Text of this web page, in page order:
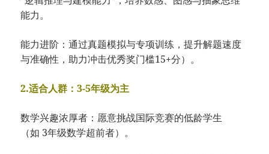
能力。
能力进阶：通过真题模拟与专项训练，提升解题速度
与准确性，助力冲击优秀奖门槛15+分）。
2.适合人群：3-5年级为主
数学兴趣浓厚者：愿意挑战国际竞赛的低龄学生
（如 3年级数学超前者）。